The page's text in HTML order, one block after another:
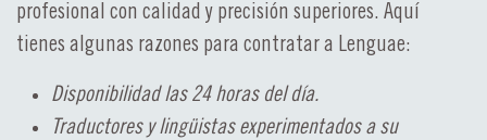
profesional con calidad y precisión superiores. Aquí
tienes algunas razones para contratar a Lenguae:
Disponibilidad las 24 horas del día.
Traductores y lingüistas experimentados a su